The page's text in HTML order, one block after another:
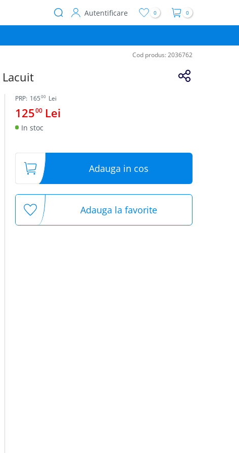
User
Autentificare 0 0
Cod produs: 2036762
PRP: 16500 Lei
12500 Lei
In stoc
Adauga in cos
Adauga la favorite